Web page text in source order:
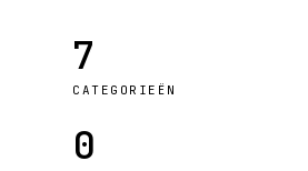
7
CATEGORIEËN
0